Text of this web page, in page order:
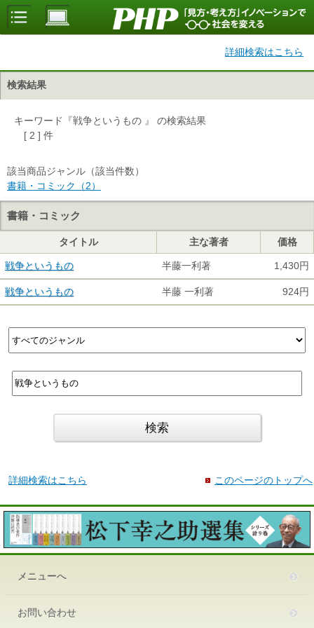
詳細検索はこちら
検索結果
キーワード『戦争というもの 』 の検索結果
[ 2 ] 件
該当商品ジャンル（該当件数）
書籍・コミック（2）
書籍・コミック
タイトル 主な著者 価格
戦争というもの 半藤一利著 1,430円
戦争というもの 半藤 一利著 924円
詳細検索はこちら このページのトップへ
メニューへ
お問い合わせ